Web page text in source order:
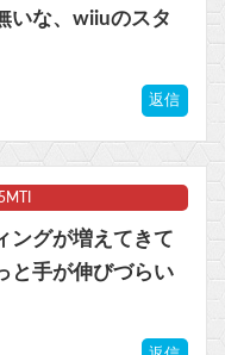
いな、wiiuのスタ
返信
ングが増えてきて
と手が伸びづらい